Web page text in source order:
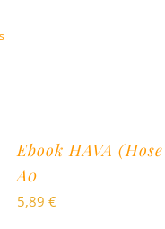
Ebook HAVA
A0
5,89 €